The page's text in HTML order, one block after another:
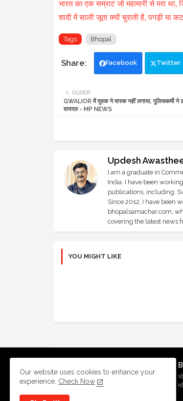
भारत का एक सम्राट जो महामारी से मरा
शादी में साली जूता क्यों चुराती है, पगड़ी या
Tags Bhopal
Facebook Twitter
OLDER
GWALIOR में युवक ने मास्क नहीं लगाया, पुलिसकर्मी ने
वायरल - MP NEWS
Updesh
I am a graduate in
India. I have been
publications, including:
Since 2012, I have been
bhopalsamachar.com,
covering the latest news
YOU MIGHT LIKE
Our website uses cookies to enhance your
experience. Check Now